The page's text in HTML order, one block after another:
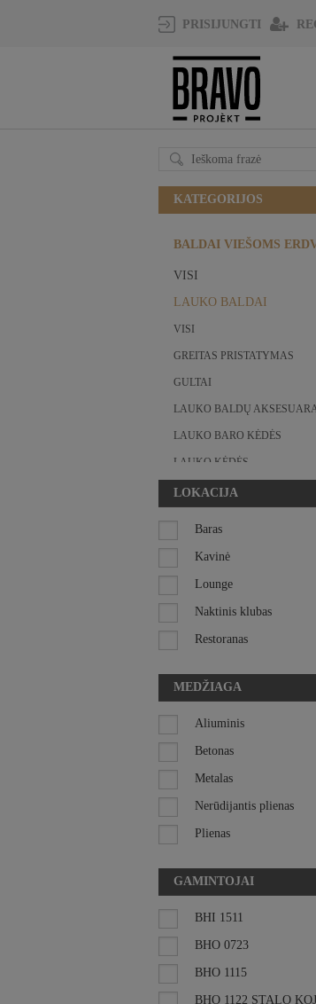
PRISIJUNGTI
KATEGORIJOS
BALDAI VIEŠOMS
VISI
LAUKO BALDAI
VISI
GREITAS PRISTATYMAS
GULTAI
LAUKO BALDŲ
LAUKO BARO KĖDĖS
LAUKO KĖDĖS
LAUKO PUSBARIO KĖDĖS
MINKŠTI LAUKO BALDAI
STALO KOJOS
STALVIRŠIAI
SUOLIUKAI
SUPAMI KRĖSLAI
TERASOS PERTVAROS
UGNIAKURAI / ŠILDYTUVAI
VAZONAI
VONDOM LAUKO BALDAI
VIDAUS BALDAI
HORECA BALDŲ
BIURO BALDAI
INTERJERO DETALĖS
IŠPARDAVIMAS
SKĖČIAI
LOKACIJA
Baras
Kavinė
Lounge
Naktinis klubas
Restoranas
MEDŽIAGA
Aliuminis
Betonas
Metalas
Nerūdijantis plienas
Plienas
GAMINTOJAI
BHI 1511
BHO 0723
BHO 1115
BHO 1122 STALO